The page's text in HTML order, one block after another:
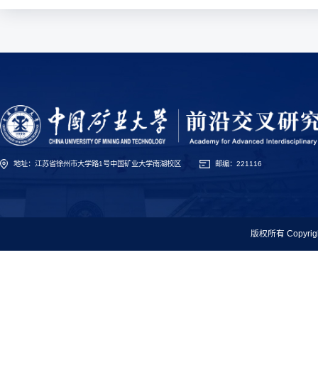
地址：江苏省徐州市大学路1号中国矿业大学南湖校区 邮编：221116
版权所有